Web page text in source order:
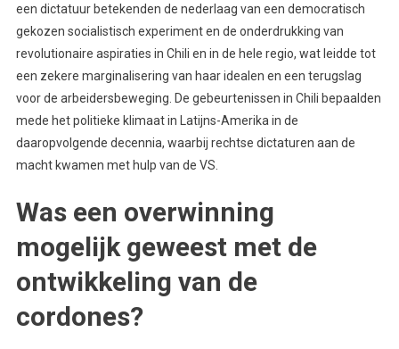
een dictatuur betekenden de nederlaag van een democratisch
gekozen socialistisch experiment en de onderdrukking van
revolutionaire aspiraties in Chili en in de hele regio, wat leidde tot
een zekere marginalisering van haar idealen en een terugslag
voor de arbeidersbeweging. De gebeurtenissen in Chili bepaalden
mede het politieke klimaat in Latijns-Amerika in de
daaropvolgende decennia, waarbij rechtse dictaturen aan de
macht kwamen met hulp van de VS.
Was een overwinning
mogelijk geweest met de
ontwikkeling van de
cordones?